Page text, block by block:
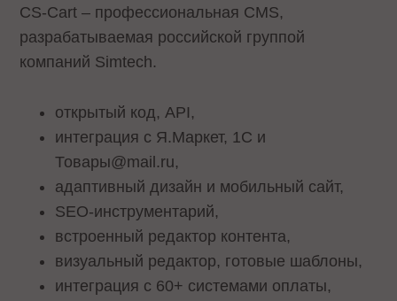
CS-Cart – профессиональная CMS,
разрабатываемая российской группой
компаний Simtech.
открытый код, API,
интеграция с Я.Маркет, 1С и
Товары@mail.ru,
адаптивный дизайн и мобильный сайт,
SEO-инструментарий,
встроенный редактор контента,
визуальный редактор, готовые шаблоны,
интеграция с 60+ системами оплаты,